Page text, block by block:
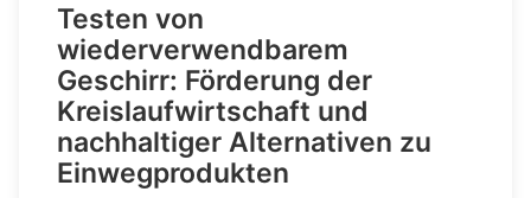
Testen von
wiederverwendbarem
Geschirr: Förderung der
Kreislaufwirtschaft und
nachhaltiger Alternativen zu
Einwegprodukten